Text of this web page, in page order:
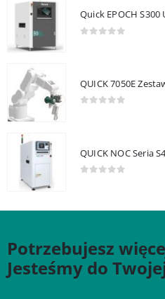
Quick EPOCH S300
QUICK 7050E
QUICK NOC Seria
Potrzebujesz
Jesteśmy do